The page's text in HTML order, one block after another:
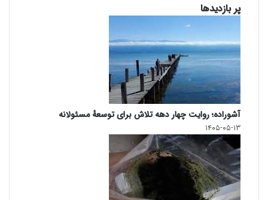
پر بازدیدها
آشوراده؛ روایت چهار دهه تلاش برای توسعهٔ مسئولانه
۱۴۰۵-۰۵-۱۳